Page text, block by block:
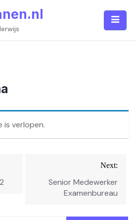
is verlopen.
Next:
Senior Medewerker
Examenbureau